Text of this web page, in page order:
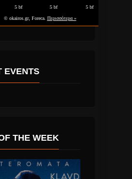
EVENTS
THE WEEK